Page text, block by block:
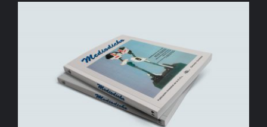
AÑADIR AL CARRITO / DETALLES